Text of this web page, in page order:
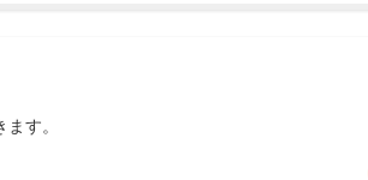
す。